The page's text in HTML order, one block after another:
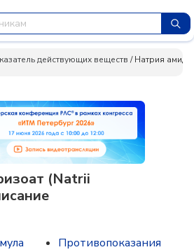
действующих веществ /Натрия
(Natrii
Противопоказания